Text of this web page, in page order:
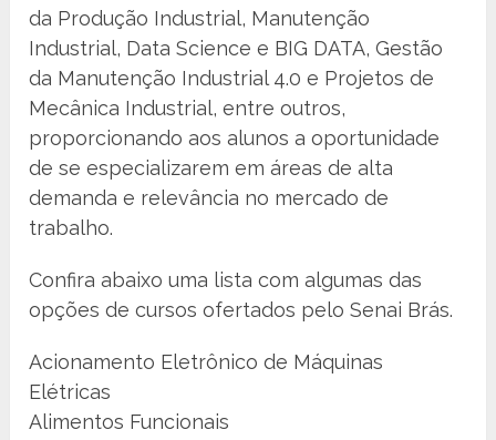
da Produção Industrial, Manutenção
Industrial, Data Science e BIG DATA, Gestão
da Manutenção Industrial 4.0 e Projetos de
Mecânica Industrial, entre outros,
proporcionando aos alunos a oportunidade
de se especializarem em áreas de alta
demanda e relevância no mercado de
trabalho.
Confira abaixo uma lista com algumas das
opções de cursos ofertados pelo Senai Brás.
Acionamento Eletrônico de Máquinas
Elétricas
Alimentos Funcionais